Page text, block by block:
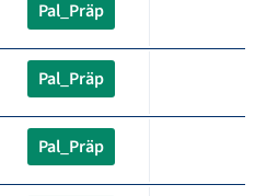
Pal_Präp
Pal_Präp
Pal_Präp